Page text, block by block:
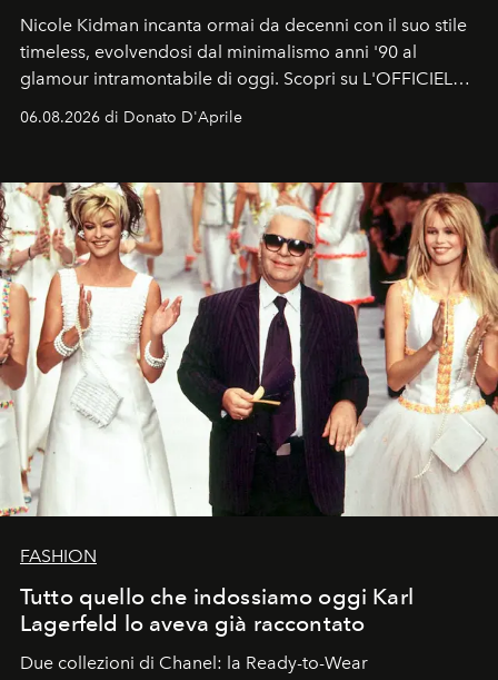
Nicole Kidman incanta ormai da decenni con il suo stile
timeless, evolvendosi dal minimalismo anni '90 al
glamour intramontabile di oggi. Scopri su L'OFFICIEL
06.08.2026 di Donato D'Aprile
FASHION
Tutto quello che indossiamo oggi Karl
Lagerfeld lo aveva già raccontato
Due collezioni di Chanel: la Ready-to-Wear